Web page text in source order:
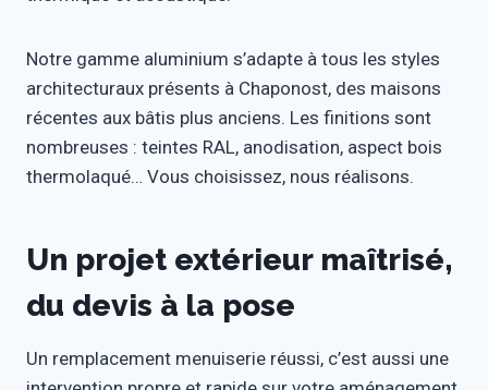
Notre gamme aluminium s’adapte à tous les styles
architecturaux présents à Chaponost, des maisons
récentes aux bâtis plus anciens. Les finitions sont
nombreuses : teintes RAL, anodisation, aspect bois
thermolaqué… Vous choisissez, nous réalisons.
Un projet extérieur maîtrisé,
du devis à la pose
Un remplacement menuiserie réussi, c’est aussi une